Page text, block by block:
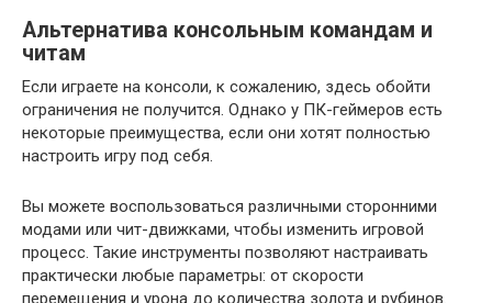
Альтернатива консольным командам и
читам
Если играете на консоли, к сожалению, здесь обойти
ограничения не получится. Однако у ПК-геймеров есть
некоторые преимущества, если они хотят полностью
настроить игру под себя.
Вы можете воспользоваться различными сторонними
модами или чит-движками, чтобы изменить игровой
процесс. Такие инструменты позволяют настраивать
практически любые параметры: от скорости
перемещения и урона до количества золота и рубинов.